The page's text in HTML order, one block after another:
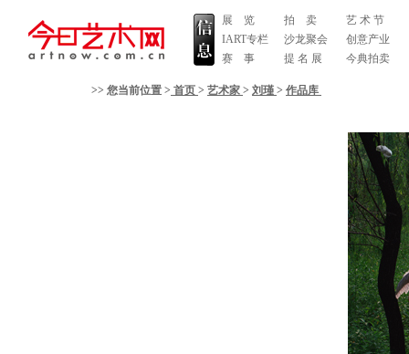
展 览
IART专栏
赛 事
拍 卖
沙龙聚会
提 名 展
艺 术 节
创意产业
今典拍卖
>> 您当前位置 > 首页 > 艺术家 > 刘瑾 > 作品库